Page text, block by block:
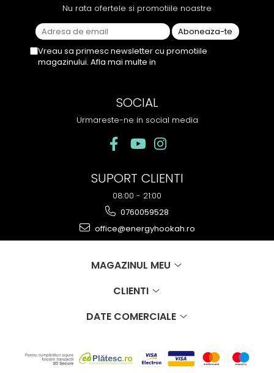
Nu rata ofertele si promotiile noastre
Vreau sa primesc newsletter cu promotiile
magazinului. Afla mai multe in
SOCIAL
Urmareste-ne in social media
SUPORT CLIENTI
08:00 - 21:00
0760059528
office@energyhookah.ro
MAGAZINUL MEU
CLIENTI
DATE COMERCIALE